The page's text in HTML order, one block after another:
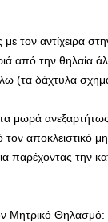
τον αντίχειρα
από την θηλαία
(τα δάχτυλα
τα μωρά
αποκλειστικό
παρέχοντας την
Μητρικό